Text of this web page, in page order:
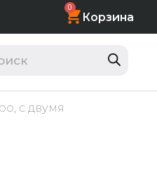
0
Корзина
с двумя